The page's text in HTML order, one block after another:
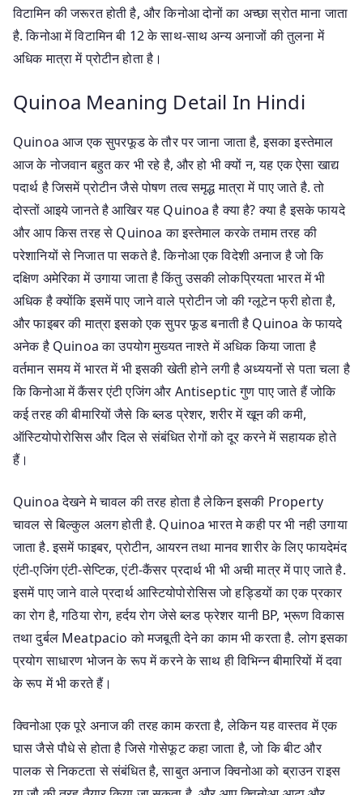
विटामिन की जरूरत होती है, और किनोआ दोनों का अच्छा स्रोत माना जाता
है. किनोआ में विटामिन बी 12 के साथ-साथ अन्य अनाजों की तुलना में
अधिक मात्रा में प्रोटीन होता है।
Quinoa Meaning Detail In Hindi
Quinoa आज एक सुपरफूड के तौर पर जाना जाता है, इसका इस्तेमाल
आज के नोजवान बहुत कर भी रहे है, और हो भी क्यों न, यह एक ऐसा खाद्य
पदार्थ है जिसमें प्रोटीन जैसे पोषण तत्व समृद्ध मात्रा में पाए जाते है. तो
दोस्तों आइये जानते है आखिर यह Quinoa है क्या है? क्या है इसके फायदे
और आप किस तरह से Quinoa का इस्तेमाल करके तमाम तरह की
परेशानियों से निजात पा सकते है. किनोआ एक विदेशी अनाज है जो कि
दक्षिण अमेरिका में उगाया जाता है किंतु उसकी लोकप्रियता भारत में भी
अधिक है क्योंकि इसमें पाए जाने वाले प्रोटीन जो की ग्लूटेन फ्री होता है,
और फाइबर की मात्रा इसको एक सुपर फूड बनाती है Quinoa के फायदे
अनेक है Quinoa का उपयोग मुख्यत नाश्ते में अधिक किया जाता है
वर्तमान समय में भारत में भी इसकी खेती होने लगी है अध्ययनों से पता चला है
कि किनोआ में कैंसर एंटी एजिंग और Antiseptic गुण पाए जाते हैं जोकि
कई तरह की बीमारियों जैसे कि ब्लड प्रेशर, शरीर में खून की कमी,
ऑस्टियोपोरोसिस और दिल से संबंधित रोगों को दूर करने में सहायक होते
हैं।
Quinoa देखने मे चावल की तरह होता है लेकिन इसकी Property
चावल से बिल्कुल अलग होती है. Quinoa भारत मे कही पर भी नही उगाया
जाता है. इसमें फाइबर, प्रोटीन, आयरन तथा मानव शारीर के लिए फायदेमंद
एंटी-एजिंग एंटी-सेप्टिक, एंटी-कैंसर प्रदार्थ भी भी अची मात्र में पाए जाते है.
इसमें पाए जाने वाले प्रदार्थ आस्टियोपो‍रोसिस जो हड्डियों का एक प्रकार
का रोग है, गठिया रोग, हर्दय रोग जेसे ब्लड फ्रेशर यानी BP, भ्रूण विकास
तथा दुर्बल Meatpacio को मजबूती देने का काम भी करता है. लोग इसका
प्रयोग साधारण भोजन के रूप में करने के साथ ही विभिन्न बीमारियों में दवा
के रूप में भी करते हैं।
क्विनोआ एक पूरे अनाज की तरह काम करता है, लेकिन यह वास्तव में एक
घास जैसे पौधे से होता है जिसे गोसेफूट कहा जाता है, जो कि बीट और
पालक से निकटता से संबंधित है, साबुत अनाज क्विनोआ को ब्राउन राइस